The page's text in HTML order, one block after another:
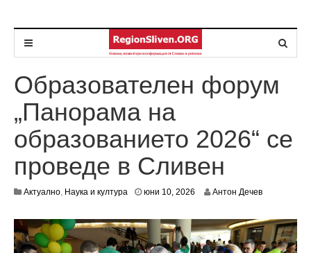
Образователен форум
„Панорама на
образованието 2026“ се
проведе в Сливен
Актуално, Наука и култура юни 10, 2026
1
0
,
Антон Дечев